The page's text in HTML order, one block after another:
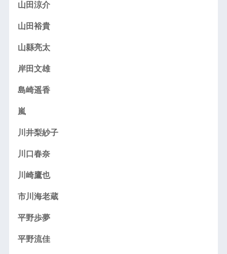
山田涼介
山田裕貴
山縣亮太
岸田文雄
島崎遥香
嵐
川井梨紗子
川口春奈
川崎鷹也
市川海老蔵
平野歩夢
平野流佳